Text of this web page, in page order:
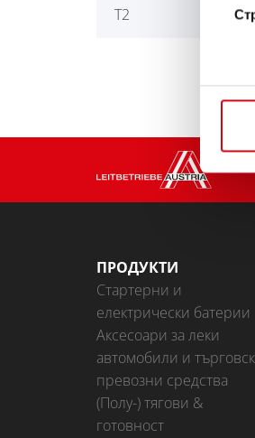
T2
ПРОДУКТИ
Стартерни и
електрически батерии
Аксесоари за леки
автомобили и
превозни средства
(Полу-) тягови &
готовност